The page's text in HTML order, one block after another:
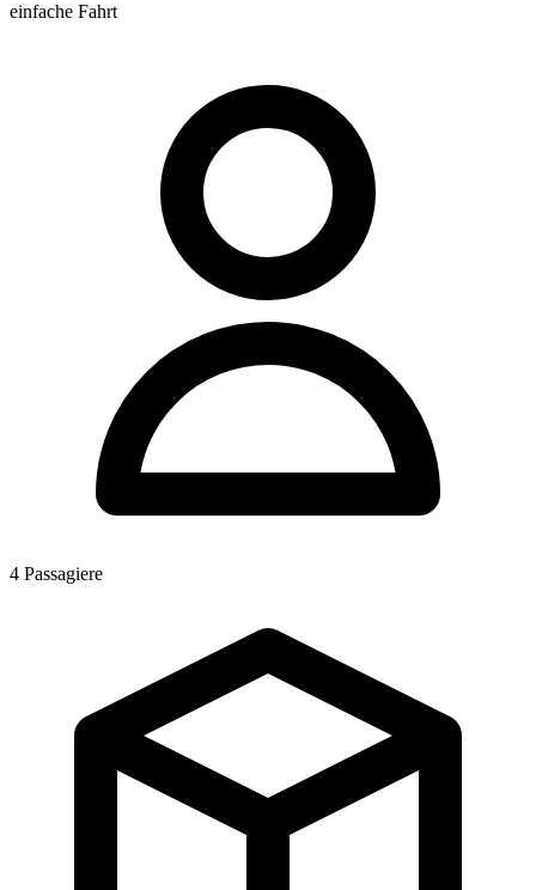
einfache Fahrt
4 Passagiere